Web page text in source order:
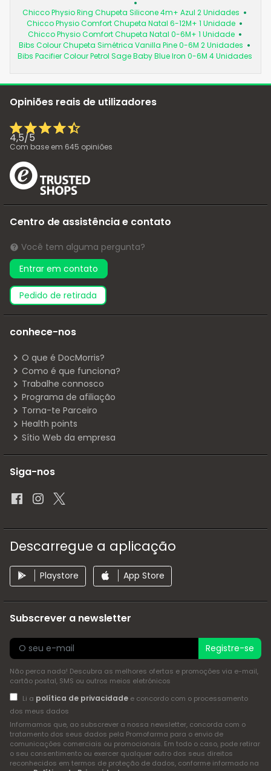
Chicco Physio Ring Chupeta Silicone 4m+ Azul 2 Unidades
Chicco Physio Comfort Chupeta Natal 6-12M+ 1 Unidade
Chicco Physio Comfort Chupeta Natal 0-6M+ 1 Unidade
Bibs Colour Chupeta Simétrica Vanilla Pine 0-6M 2 Unidades
Bibs Pacifier Colour Petrol Sage Baby Blue Iron 0-6M 4 Unidades
Opiniões reais de utilizadores
4,5/5
Com base em 645 opiniões
Centro de assistência e contato
Você tem alguma pergunta?
Entrar em contato
pedido de retirada
conhece-nos
O que é DocMorris?
Como é que funciona?
Trabalhe connosco
Programa de afiliação
Torna-te Parceiro
Health points
Sítio Web da empresa
Siga-nos
Descarregue a aplicação
Playstore App Store
Subscrever a newsletter
Registre-se
Não perca nada! Descubra as melhores ofertas e promoções via e-mail,
cartão postal, SMS ou outros meios eletrónicos
Li a política de privacidadee concordo com o processamento
dos meus dados
Informamos que, ao subscrever a nossa newsletter, concorda com o
tratamento dos seus dados pela Promofarma para o envio de
comunicações comerciais ou promocionais. Em todo o caso, pode retirar
o seu consentimento ou exercer qualquer outro dos seus direitos
reconhecidos em termos de proteção de dados, conforme informado na